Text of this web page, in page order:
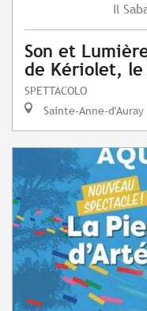
Il
Son et
de Kériolet,
SPETTACOLO
Sainte-Anne-d'Auray